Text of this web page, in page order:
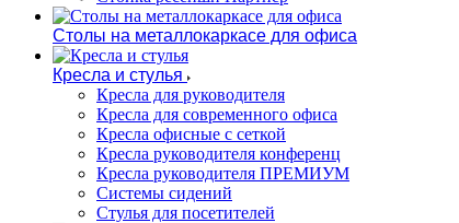
Столы на металлокаркасе для офиса
Кресла и стулья
Кресла для руководителя
Кресла для современного офиса
Кресла офисные с сеткой
Кресла руководителя конференц
Кресла руководителя ПРЕМИУМ
Системы сидений
Стулья для посетителей